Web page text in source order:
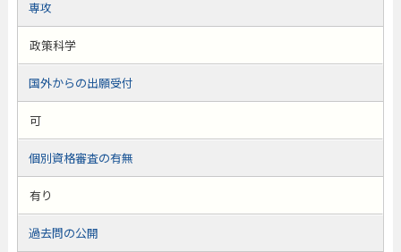
専攻
政策科学
国外からの出願受付
可
個別資格審査の有無
有り
過去問の公開